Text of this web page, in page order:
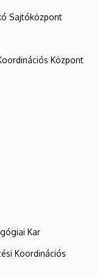
Sajtóközpont
Központ
Kar
Koordinációs